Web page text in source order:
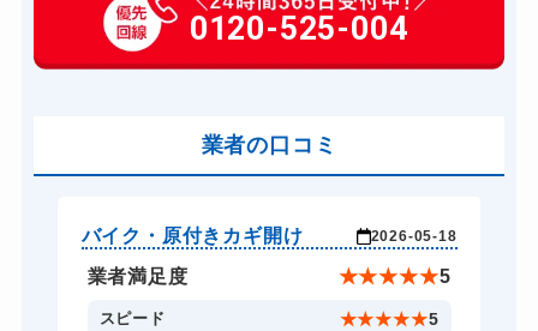
玄関カギ交換 14,300円～(税込)
車カギ開け 13,200円～(税込)
スーツケースカギ開け
金庫カギ交換 11,000円～(税込)
ロッカーカギ開け 8,800円～(税込)
ドアノブカギ開け 10,780円～(税込)
0120-525-004
業者の口コミ
バイク・原付きカギ開け 2026-05-18
業者満足度 ★★★★★5
スピード ★★★★★5